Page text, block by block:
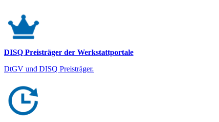
DISQ Preisträger der Werkstattportale
DtGV und DISQ Preisträger.